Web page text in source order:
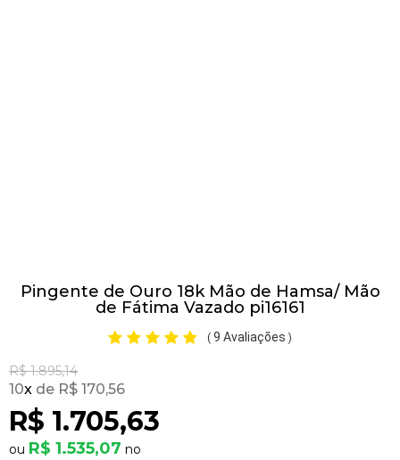
Pingente de Ouro 18k Mão de Hamsa/ Mão
de Fátima Vazado pi16161
( 9 Avaliações )
R$ 1.895,14
R$ 1.705,63
10x R$ 170,56
R$ 1.535,07
Pedras Preciosas
OFERTAS